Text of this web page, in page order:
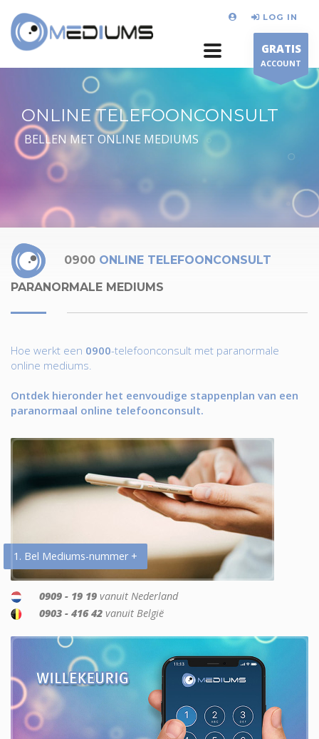
LOG IN
GRATIS
ACCOUNT
ONLINE TELEFOONCONSULT
BELLEN MET ONLINE MEDIUMS
0900 ONLINE TELEFOONCONSULT
PARANORMALE MEDIUMS
Hoe werkt een 0900-telefoonconsult met paranormale
online mediums.
Ontdek hieronder het eenvoudige stappenplan van een
paranormaal online telefoonconsult.
1. Bel Mediums-nummer +
0909 - 19 19 vanuit Nederland
0903 - 416 42 vanuit België